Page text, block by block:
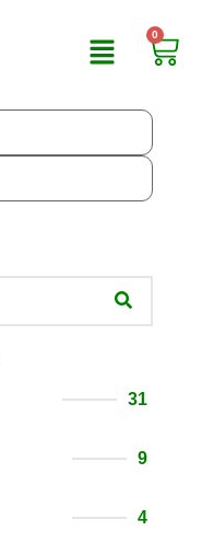
0
31
9
4